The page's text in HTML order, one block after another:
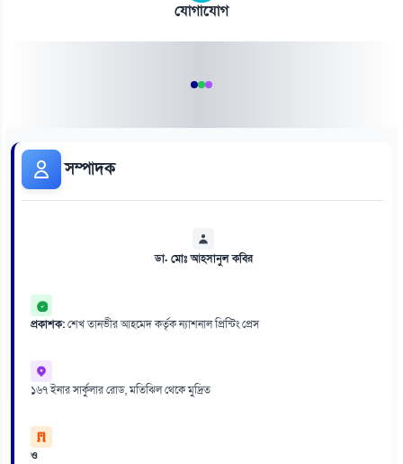
যোগাযোগ
সম্পাদক
ডা. মোঃ আহসানুল কবির
প্রকাশক:শেখ তানভীর আহমেদ কর্তৃক ন্যাশনাল প্রিন্টিং প্রেস
১৬৭ ইনার সার্কুলার রোড, মতিঝিল থেকে মুদ্রিত
ও